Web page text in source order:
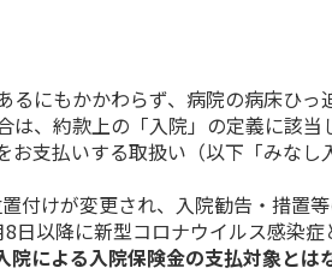
にもかかわらず、病院の病床ひっ
、約款上の「入院」の定義に該当
支払いする取扱い（以下「みなし
付けが変更され、入院勧告・措置
日以降に新型コロナウイルス感染症
による入院保険金の支払対象とは